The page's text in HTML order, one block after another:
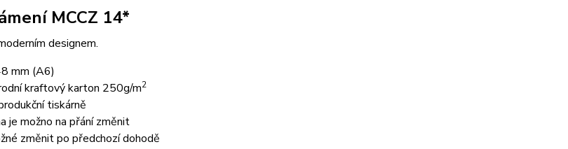
MCCZ 14*
designem.
mm (A6)
kraftový karton 250g/m2
tiskárně
je možno na přání změnit
změnit po předchozí dohodě